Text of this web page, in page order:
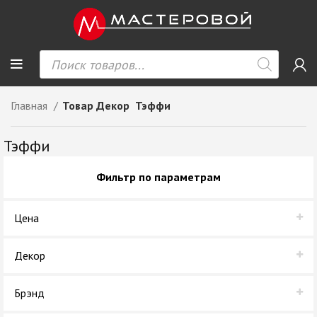
Главная Товар Декор Тэффи
Тэффи
Фильтр по параметрам
Цена
Декор
Брэнд